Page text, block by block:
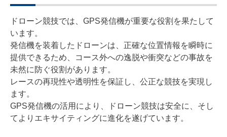
ドローン競技では、GPS発信機が重要な役割を果たして
います。
発信機を装着したドローンは、正確な位置情報を瞬時に
提供できるため、コース外への逸脱や衝突などの事故を
未然に防ぐ役割があります。
レースの再現性や透明性を保証し、公正な競技を実現し
ます。
GPS発信機の活用により、ドローン競技は安全に、そし
てよりエキサイティングに進化を遂げています。